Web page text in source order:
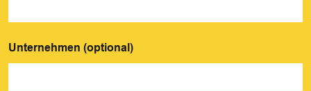
Unternehmen (optional)